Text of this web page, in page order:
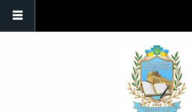
Перейти до основного матеріалу